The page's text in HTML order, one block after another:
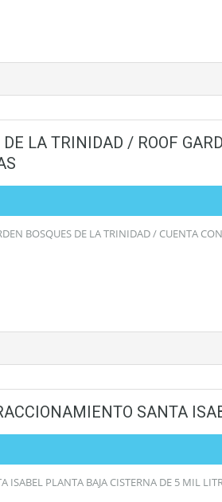
LA TRINIDAD / ROOF
BOSQUES DE LA TRINIDAD / CUENTA
SANTA
ISABEL PLANTA BAJA CISTERNA DE 5 MIL